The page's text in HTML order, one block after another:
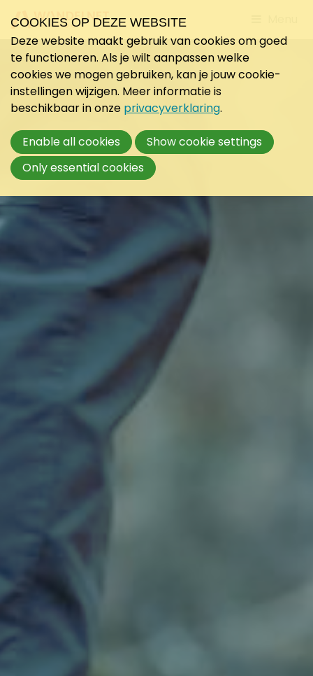
to
COOKIES OP DEZE WEBSITE
Deze website maakt gebruik van cookies om goed
te functioneren. Als je wilt aanpassen welke
cookies we mogen gebruiken, kan je jouw cookie-
instellingen wijzigen. Meer informatie is
beschikbaar in onze privacyverklaring.
Enable all cookies
Show cookie settings
Only essential cookies